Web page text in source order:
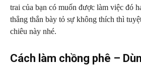
trai của bạn có muốn được làm việc đó
thẳng thắn bày tỏ sự không thích thì
chiêu này nhé.
Cách làm chồng phê –